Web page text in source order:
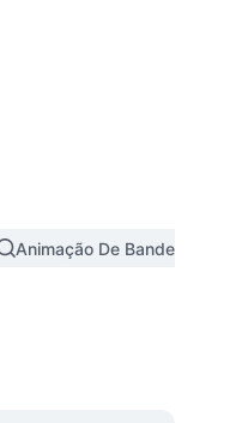
Animação De Bandeira